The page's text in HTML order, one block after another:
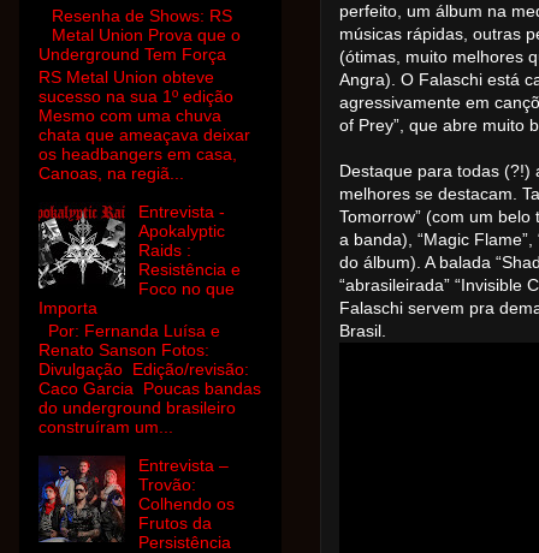
perfeito, um álbum na
músicas rápidas, outras
(ótimas, muito melhores
Angra). O Falaschi está
agressivamente em
of Prey”, que abre muito
Destaque para todas (?!)
melhores se destacam.
Tomorrow” (com um
a banda), “Magic
do álbum). A balada
“abrasileirada” “Invisible
Falaschi servem pra
Brasil.
Resenha de Shows: RS
Metal Union Prova que o
Underground Tem Força
RS Metal Union obteve
sucesso na sua 1º edição
Mesmo com uma chuva
chata que ameaçava deixar
os headbangers em casa,
Canoas, na regiã...
Entrevista -
Apokalyptic
Raids :
Resistência e
Foco no que
Importa
Por: Fernanda Luísa e
Renato Sanson Fotos:
Divulgação Edição/revisão:
Caco Garcia Poucas bandas
do underground brasileiro
construíram um...
Entrevista –
Trovão:
Colhendo os
Frutos da
Persistência